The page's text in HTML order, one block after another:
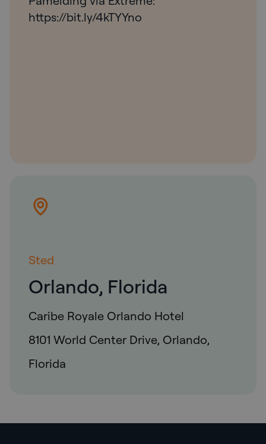
https://bit.ly/4kTYYno
Sted
Orlando, Florida
Caribe Royale Orlando Hotel
8101 World Center Drive, Orlando,
Florida